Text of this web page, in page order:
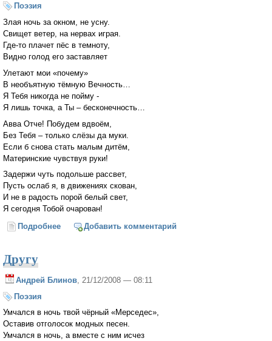
Поэзия
Злая ночь за окном, не усну.
Свищет ветер, на нервах играя.
Где-то плачет пёс в темноту,
Видно голод его заставляет
Улетают мои «почему»
В необъятную тёмную Вечность…
Я Тебя никогда не пойму -
Я лишь точка, а Ты – бесконечность…
Авва Отче! Побудем вдвоём,
Без Тебя – только слёзы да муки.
Если б снова стать малым дитём,
Материнские чувствуя руки!
Задержи чуть подольше рассвет,
Пусть ослаб я, в движениях скован,
И не в радость порой белый свет,
Я сегодня Тобой очарован!
Подробнее о Я лишь точка…
Добавить комментарий
Другу
Андрей Блинов , 21/12/2008 — 08:11
Поэзия
Умчался в ночь твой чёрный «Мерседес»,
Оставив отголосок модных песен.
Умчался в ночь, а вместе с ним исчез